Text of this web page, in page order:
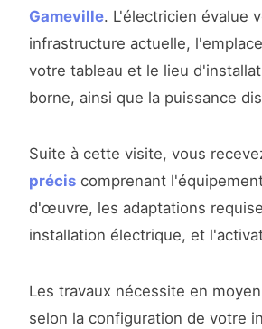
Gameville. L'électricien évalue
infrastructure actuelle,
votre tableau et le lieu
borne, ainsi que la puissance
Suite à cette visite, vous
précis comprenant
d'œuvre, les adaptations
installation électrique, et
Les travaux nécessite en
selon la configuration de votre